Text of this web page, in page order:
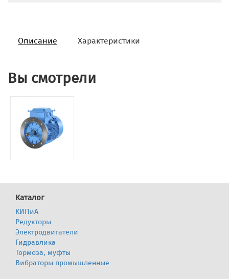
Описание Характеристики
Вы смотрели
Каталог
КИПиА
Редукторы
Электродвигатели
Гидравлика
Тормоза, муфты
Вибраторы промышленные